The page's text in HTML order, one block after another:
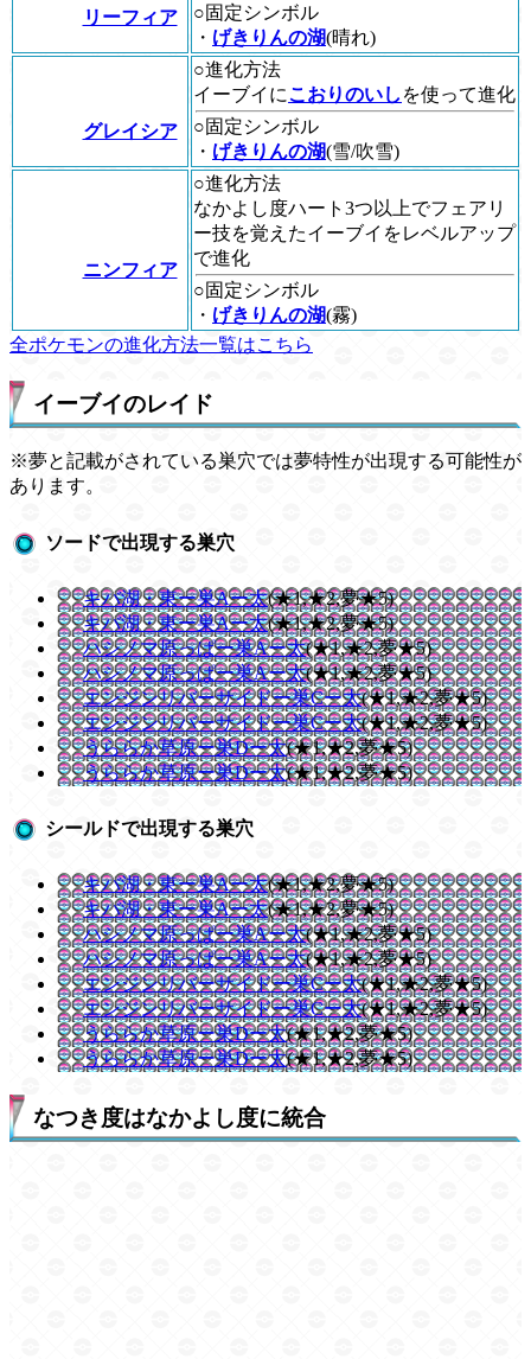
リーフィア
○固定シンボル
・ げきりんの湖(晴れ)
グレイシア
○進化方法
イーブイにこおりのいし を使って進化
○固定シンボル
・ げきりんの湖(雪/吹雪)
ニンフィア
○進化方法
なかよし度ハート3つ以上でフェアリ
ー技を覚えたイーブイをレベルアップ
で進化
○固定シンボル
・ げきりんの湖(霧)
全ポケモンの進化方法一覧はこちら
イーブイのレイド
※夢と記載がされている巣穴では夢特性が出現する可能性が
あります。
ソードで出現する巣穴
キバ湖・東ー巣Aー太(★1,★2,夢★5)
キバ湖・東ー巣Aー太(★1,★2,夢★5)
ハシノマ原っぱー巣Aー太(★1,★2,夢★5)
ハシノマ原っぱー巣Aー太(★1,★2,夢★5)
エンジンリバーサイドー巣Cー太(★1,★2,夢★5)
エンジンリバーサイドー巣Cー太(★1,★2,夢★5)
うららか草原ー巣Dー太(★1,★2,夢★5)
うららか草原ー巣Dー太(★1,★2,夢★5)
シールドで出現する巣穴
キバ湖・東ー巣Aー太(★1,★2,夢★5)
キバ湖・東ー巣Aー太(★1,★2,夢★5)
ハシノマ原っぱー巣Aー太(★1,★2,夢★5)
ハシノマ原っぱー巣Aー太(★1,★2,夢★5)
エンジンリバーサイドー巣Cー太(★1,★2,夢★5)
エンジンリバーサイドー巣Cー太(★1,★2,夢★5)
うららか草原ー巣Dー太(★1,★2,夢★5)
うららか草原ー巣Dー太(★1,★2,夢★5)
なつき度はなかよし度に統合